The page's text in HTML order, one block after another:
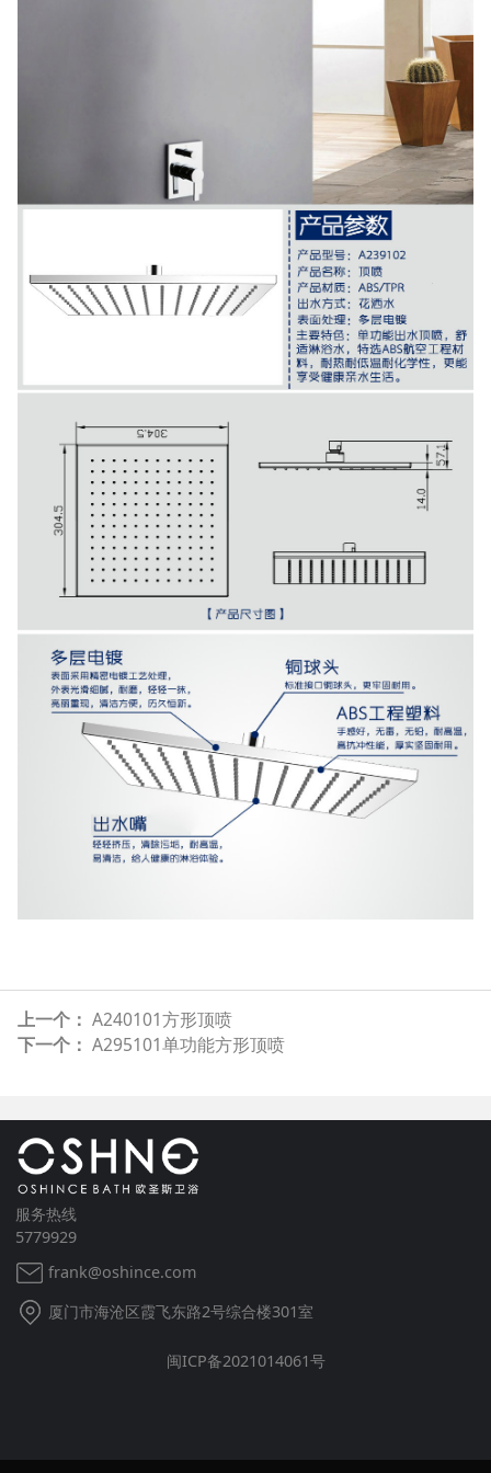
上一个： A240101方形顶喷
下一个： A295101单功能方形顶喷
服务热线
5779929
frank@oshince.com
厦门市海沧区霞飞东路2号综合楼301室
闽ICP备2021014061号